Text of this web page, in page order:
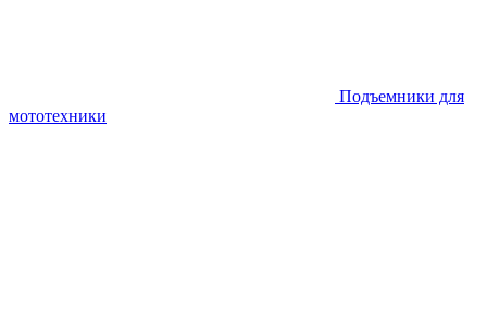
Подъемники для
мототехники